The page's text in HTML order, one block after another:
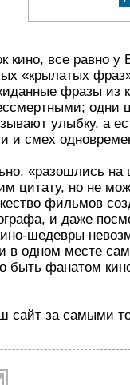
все равно у
«крылатых
фразы из
одни
улыбку, а
и смех
«разошлись
цитату, но не
фильмов
и даже
шедевры
в одном месте
фанатом
сайт за самыми